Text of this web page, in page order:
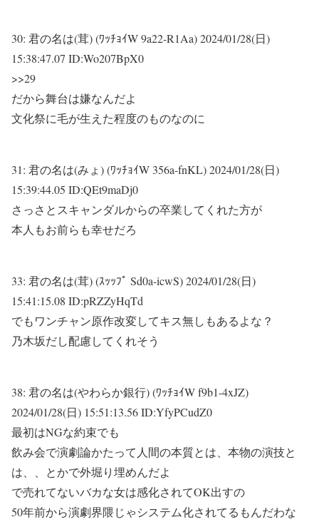
30: 君の名は(茸) (ﾜｯﾁｮｲW 9a22-R1Aa)2024/01/28(日)
15:38:47.07 ID:Wo207BpX0
>>29
だから舞台は嫌なんだよ
文化祭に毛が生えた程度のものなのに
31: 君の名は(みょ) (ﾜｯﾁｮｲW 356a-fnKL)2024/01/28(日)
15:39:44.05 ID:QEt9maDj0
さっさとスキャンダルからの卒業してくれた方が
本人もお前らも幸せだろ
33: 君の名は(茸) (ｽｯｯﾌﾟ Sd0a-icwS)2024/01/28(日)
15:41:15.08 ID:pRZZyHqTd
でもワンチャン原作改変してキス無しもあるよな？
乃木坂だし配慮してくれそう
38: 君の名は(やわらか銀行) (ﾜｯﾁｮｲW f9b1-4xJZ)
2024/01/28(日) 15:51:13.56 ID:YfyPCudZ0
最初はNGな約束でも
飲み会で演劇論かたって人間の本質とは、本物の演技と
は、、とかで外堀り埋めんだよ
で売れてないバカな女は感化されてOK出すの
50年前から演劇界隈じゃシステム化されてるもんだわな